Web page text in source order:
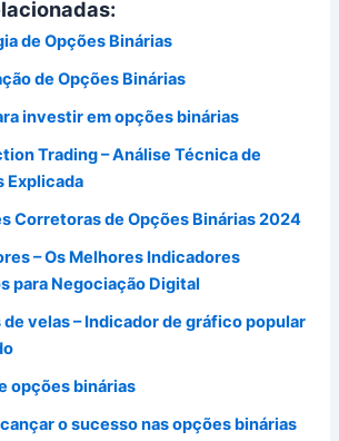
de Opções Binárias
de Opções Binárias
investir em opções binárias
Trading – Análise Técnica de
Explicada
Corretoras de Opções Binárias 2024
– Os Melhores Indicadores
para Negociação Digital
de velas – Indicador de gráfico popular
opções binárias
o sucesso nas opções binárias